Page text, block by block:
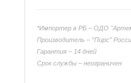
*Импортер в РБ – ОДО
Производитель – “Пирс”
Гарантия – 14 дней
Срок службы – неограничен